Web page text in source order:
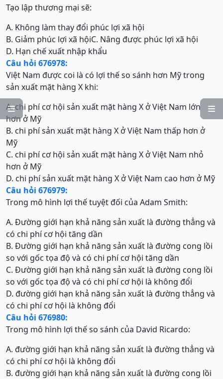


Tạo lập thương mại sẽ:
A. Không làm thay đổi phúc lợi xã hội
B. Giảm phúc lợi xã hộiC. Nâng được phúc lợi xã hội
D. Hạn chế xuất nhập khẩu
Câu hỏi 676978:
Việt Nam được coi là có lợi thế so sánh hơn Mỹ trong
sản xuất mặt hàng X khi:
A. chi phí cơ hội sản xuất mặt hàng X ở Việt Nam lớn
hơn ở Mỹ
B. chi phí sản xuất mặt hàng X ở Việt Nam thấp hơn ở
Mỹ
C. chi phí cơ hội sản xuất mặt hàng X ở Việt Nam nhỏ
hơn ở Mỹ
D. chi phí sản xuất mặt hàng X ở Việt Nam cao hơn ở Mỹ
Câu hỏi 676979:
Trong mô hình lợi thế tuyệt đối của Adam Smith:
A. Đường giới hạn khả năng sản xuất là đường thẳng và
có chi phí cơ hội tăng dần
B. Đường giới hạn khả năng sản xuất là đường cong lồi
so với gốc tọa độ và có chi phí cơ hội tăng dần
C. Đường giới hạn khả năng sản xuất là đường cong lồi
so với gốc tọa độ và có chi phí cơ hội là không đổi
D. đường giới hạn khả năng sản xuất là đường thẳng và
có chi phí cơ hội là không đổi
Câu hỏi 676980:
Trong mô hình lợi thế so sánh của David Ricardo:
A. đường giới hạn khả năng sản xuất là đường thẳng và
có chi phí cơ hội là không đổi
B. đường giới hạn khả năng sản xuất là đường cong lồi